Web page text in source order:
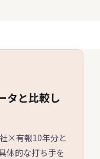
タと比較し
×有報10年分と
体的な打ち手を